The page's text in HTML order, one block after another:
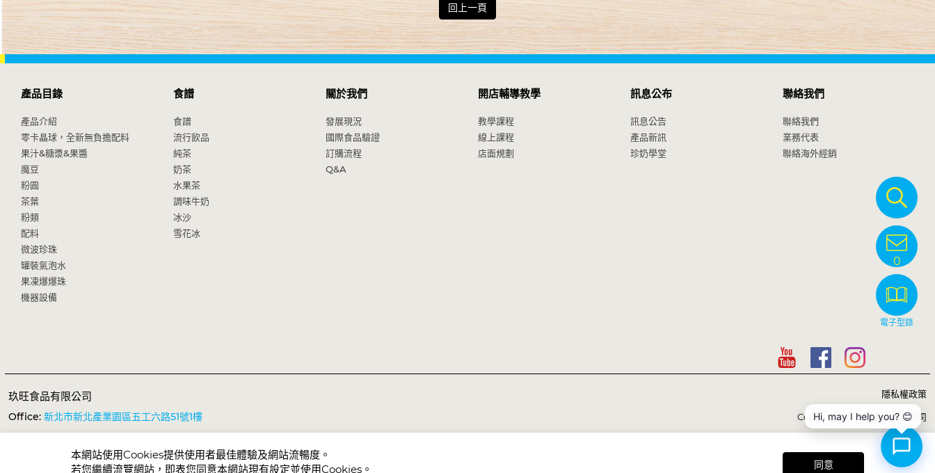
0
電子型錄
回上一頁
產品目錄
產品介紹
零卡晶球，全新無負擔配料
果汁&糖漿&果醬
魔豆
粉圓
茶葉
粉類
配料
微波珍珠
罐裝氣泡水
果凍爆爆珠
機器設備
食譜
食譜
流行飲品
純茶
奶茶
水果茶
調味牛奶
冰沙
雪花冰
關於我們
發展現況
國際食品驗證
訂購流程
Q&A
開店輔導教學
教學課程
線上課程
店面規劃
訊息公布
訊息公告
產品新訊
珍奶學堂
聯絡我們
聯絡我們
業務代表
聯絡海外經銷
玖旺食品有限公司
Office: 新北市新北產業園區五工六路51號1樓
TEL: +886-2-2298-3149 FAX:+886-2-2298-1638
services@sunnysyrup.com
隱私權政策
Copyright © 玖旺食品有限公司
Hi, may I help you? 😊
本網站使用Cookies提供使用者最佳體驗及網站流暢度。
若您繼續流覽網站，即表您同意本網站現有設定並使用Cookies。
同意